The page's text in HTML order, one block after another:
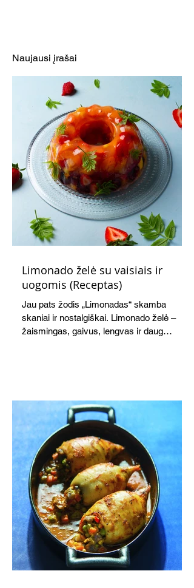
Naujausi įrašai
Limonado želė su vaisiais ir
uogomis (Receptas)
Jau pats žodis „Limonadas“ skamba
skaniai ir nostalgiškai. Limonado želė –
žaismingas, gaivus, lengvas ir daug